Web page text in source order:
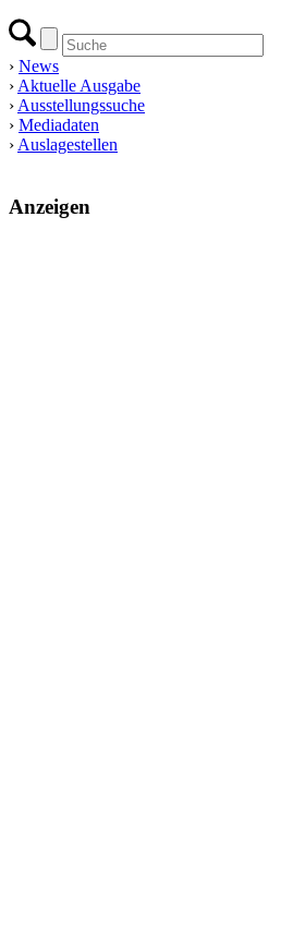
› News
› Aktuelle Ausgabe
› Ausstellungssuche
› Mediadaten
› Auslagestellen
Anzeigen